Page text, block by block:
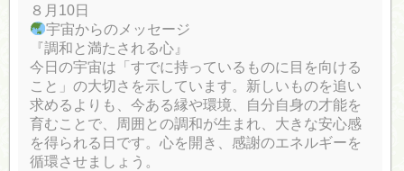
８月10日
宇宙からのメッセージ
『調和と満たされる心』
今日の宇宙は「すでに持っているものに目を向ける
こと」の大切さを示しています。新しいものを追い
求めるよりも、今ある縁や環境、自分自身の才能を
育むことで、周囲との調和が生まれ、大きな安心感
を得られる日です。心を開き、感謝のエネルギーを
循環させましょう。